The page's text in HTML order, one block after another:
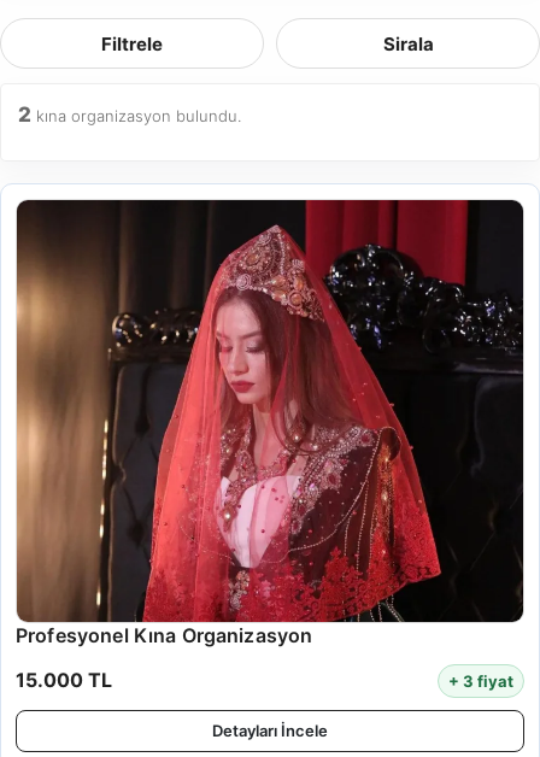
Filtrele Sirala
2 kına organizasyon bulundu.
Profesyonel Kına Organizasyon
15.000 TL
+ 3 fiyat
Detayları İncele